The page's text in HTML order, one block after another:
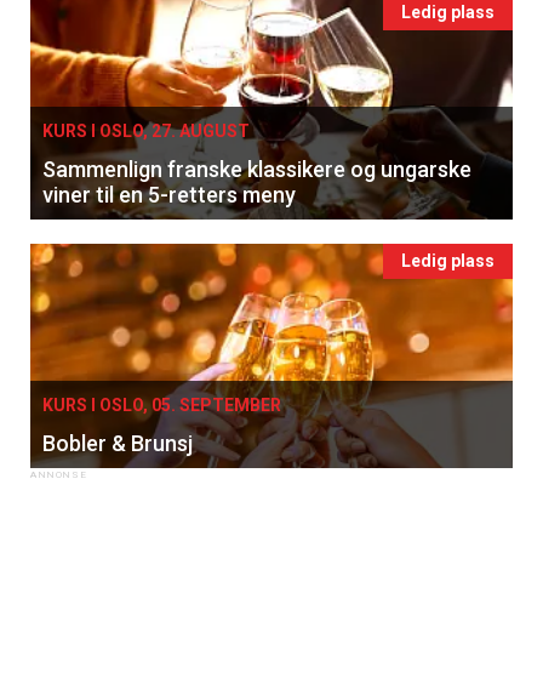
Ledig plass
KURS I OSLO, 27. AUGUST
Sammenlign franske klassikere og ungarske
viner til en 5-retters meny
Ledig plass
KURS I OSLO, 05. SEPTEMBER
Bobler & Brunsj